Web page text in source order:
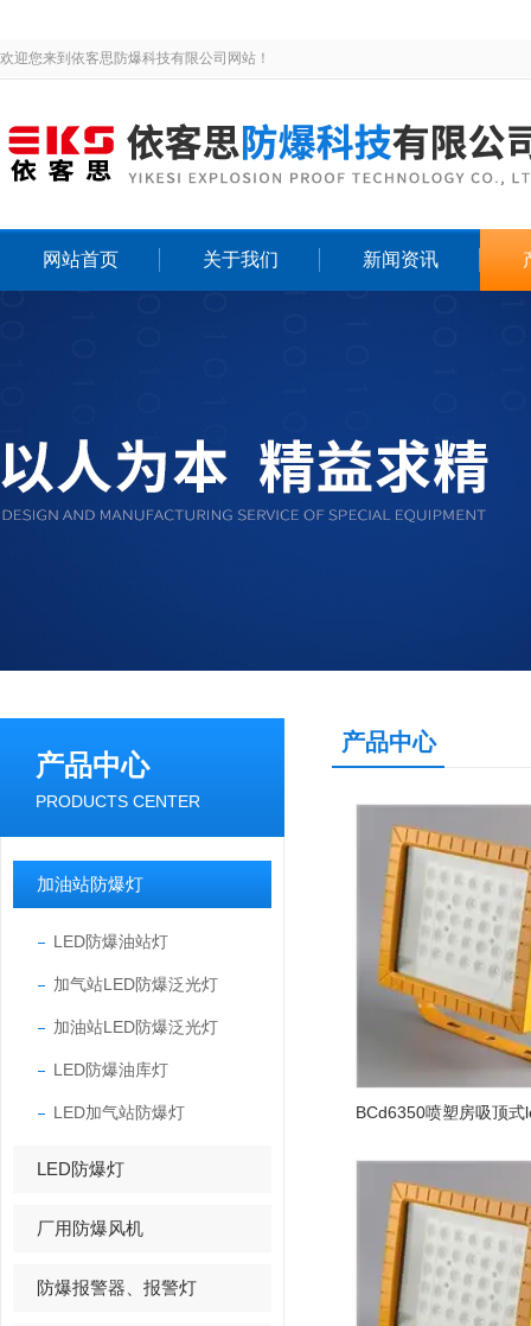
欢迎您来到依客思防爆科技有限公司网站！
网站首页 关于我们 新闻资讯
产品中心
PRODUCTS CENTER
加油站防爆灯
LED防爆油站灯
加气站LED防爆泛光灯
加油站LED防爆泛光灯
LED防爆油库灯
LED加气站防爆灯
LED防爆灯
厂用防爆风机
防爆报警器、报警灯
产品中心